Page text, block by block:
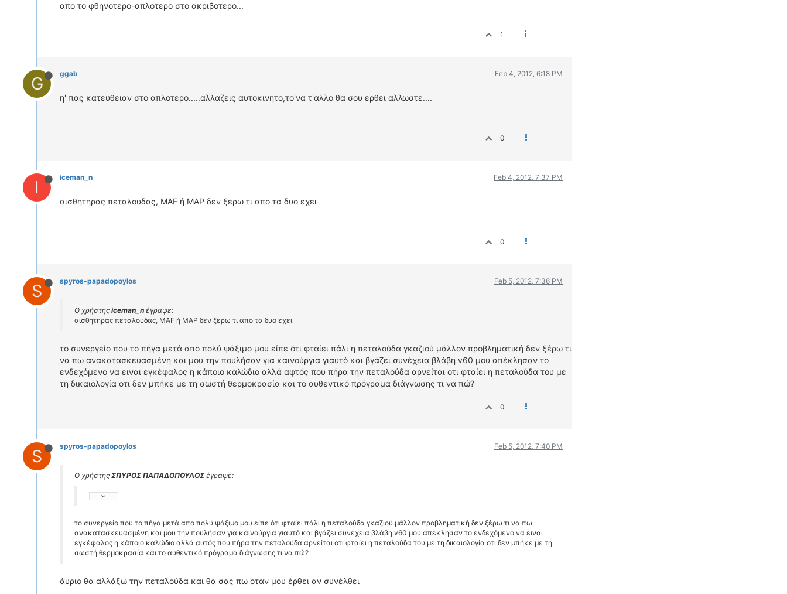
απο το φθηνοτερο-απλοτερο στο ακριβοτερο...
1
G ggab Feb 4, 2012, 6:18 PM
η' πας κατευθειαν στο απλοτερο.....αλλαζεις αυτοκινητο,το'να τ'αλλο θα σου ερθει αλλωστε....
0
I iceman_n Feb 4, 2012, 7:37 PM
αισθητηρας πεταλουδας, MAF ή MAP δεν ξερω τι απο τα δυο εχει
0
S spyros-papadopoylos Feb 5, 2012, 7:36 PM
Ο χρήστης iceman_n έγραψε:
αισθητηρας πεταλουδας, MAF ή MAP δεν ξερω τι απο τα δυο εχει
το συνεργείο που το πήγα μετά απο πολύ ψάξιμο μου είπε ότι φταίει πάλι η πεταλούδα γκαζιού μάλλον προβληματική δεν ξέρω τι
να πω ανακατασκευασμένη και μου την πουλήσαν για καινούργια γιαυτό και βγάζει συνέχεια βλάβη v60 μου απέκλησαν το
ενδεχόμενο να ειναι εγκέφαλος η κάποιο καλώδιο αλλά αφτός που πήρα την πεταλούδα αρνείται οτι φταίει η πεταλούδα του με
τη δικαιολογία οτι δεν μπήκε με τη σωστή θερμοκρασία και το αυθεντικό πρόγραμα διάγνωσης τι να πώ?
0
S spyros-papadopoylos Feb 5, 2012, 7:40 PM
Ο χρήστης ΣΠΥΡΟΣ ΠΑΠΑΔΟΠΟΥΛΟΣ έγραψε:
το συνεργείο που το πήγα μετά απο πολύ ψάξιμο μου είπε ότι φταίει πάλι η πεταλούδα γκαζιού μάλλον προβληματική δεν ξέρω τι να πω
ανακατασκευασμένη και μου την πουλήσαν για καινούργια γιαυτό και βγάζει συνέχεια βλάβη v60 μου απέκλησαν το ενδεχόμενο να ειναι
εγκέφαλος η κάποιο καλώδιο αλλά αυτός που πήρα την πεταλούδα αρνείται οτι φταίει η πεταλούδα του με τη δικαιολογία οτι δεν μπήκε με τη
σωστή θερμοκρασία και το αυθεντικό πρόγραμα διάγνωσης τι να πώ?
άυριο θα αλλάξω την πεταλούδα και θα σας πω οταν μου έρθει αν συνέλθει